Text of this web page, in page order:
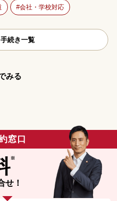
会社・学校対応
続き一覧
みる
窓口
せ！